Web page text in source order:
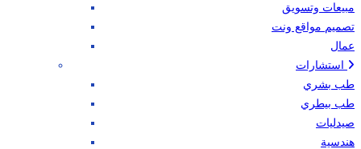
مبيعات وتسويق
تصميم مواقع ونت
عمال
طب بشري
طب بيطري
صيدليات
هندسية